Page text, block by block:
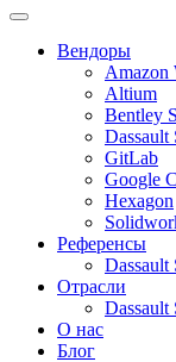
Вендоры
Amazon
Altium
Bentley
Dassault
GitLab
Google
Hexagon
Референсы
Dassault
Отрасли
Dassault
О нас
Блог